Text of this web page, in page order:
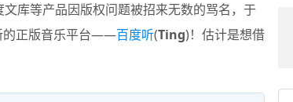
等产品因版权问题被招来无数的骂名，于
的正版音乐平台——百度听(Ting)！估计是想借